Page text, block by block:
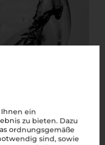
ein
zu bieten. Dazu
ordnungsgemäße
sind, sowie